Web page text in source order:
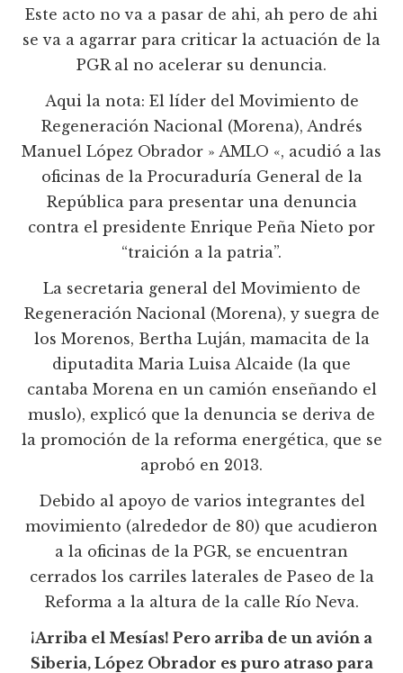
Este acto no va a pasar de ahi, ah pero de ahi
se va a agarrar para criticar la actuación de la
PGR al no acelerar su denuncia.
Aqui la nota: El líder del Movimiento de
Regeneración Nacional (Morena), Andrés
Manuel López Obrador » AMLO «, acudió a las
oficinas de la Procuraduría General de la
República para presentar una denuncia
contra el presidente Enrique Peña Nieto por
“traición a la patria”.
La secretaria general del Movimiento de
Regeneración Nacional (Morena), y suegra de
los Morenos, Bertha Luján, mamacita de la
diputadita Maria Luisa Alcaide (la que
cantaba Morena en un camión enseñando el
muslo), explicó que la denuncia se deriva de
la promoción de la reforma energética, que se
aprobó en 2013.
Debido al apoyo de varios integrantes del
movimiento (alrededor de 80) que acudieron
a la oficinas de la PGR, se encuentran
cerrados los carriles laterales de Paseo de la
Reforma a la altura de la calle Río Neva.
¡Arriba el Mesías! Pero arriba de un avión a
Siberia, López Obrador es puro atraso para